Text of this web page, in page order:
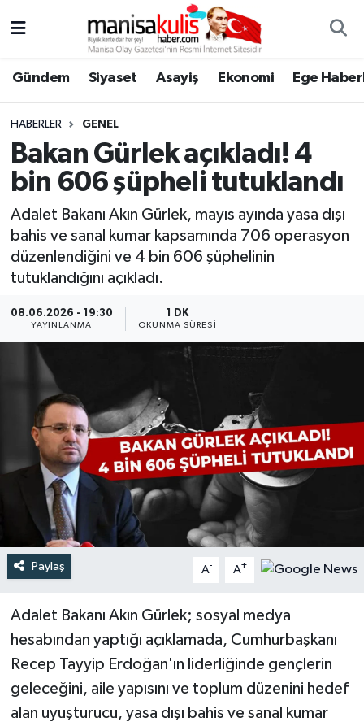
Gündem Siyaset Asayiş Ekonomi Ege
HABERLER GENEL
Bakan Gürlek açıkladı! 4
bin 606 şüpheli tutuklandı
Adalet Bakanı Akın Gürlek, mayıs ayında yasa dışı
bahis ve sanal kumar kapsamında 706 operasyon
düzenlendiğini ve 4 bin 606 şüphelinin
tutuklandığını açıkladı.
08.06.2026 - 19:30
YAYINLANMA
1 DK
OKUNMA SÜRESI
Paylaş A- A+
Adalet Bakanı Akın Gürlek; sosyal medya
hesabından yaptığı açıklamada, Cumhurbaşkanı
Recep Tayyip Erdoğan'ın liderliğinde gençlerin
geleceğini, aile yapısını ve toplum düzenini hedef
alan uyuşturucu, yasa dışı bahis ve sanal kumar
Ege Haberleri
Ekonomi
Genel
Resmi İlan
Siyaset
Türkiye
Yaşam
Yunusemre Hava Durumu
Yunusemre Trafik Yoğunluk Haritası
Süper Lig Puan Durumu ve Fikstür
Tüm Manşetler
Son Dakika Haberleri
Haber Arşivi